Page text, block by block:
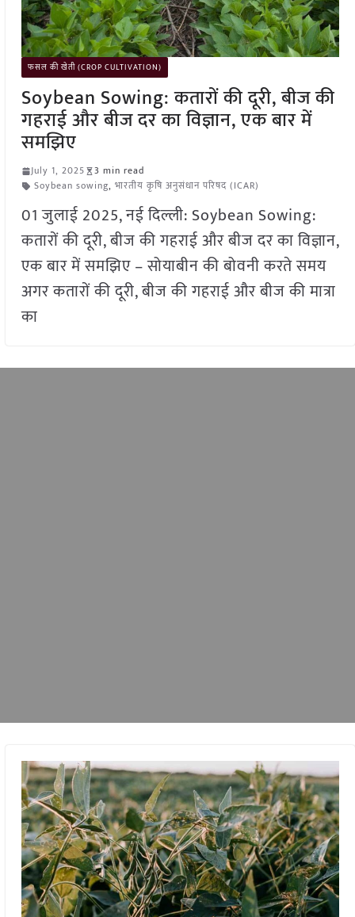
फसल की खेती (CROP CULTIVATION)
Soybean Sowing: कतारों की दूरी, बीज की
गहराई और बीज दर का विज्ञान, एक बार में
समझिए
July 1, 2025
3 min read
Soybean sowing, भारतीय कृषि अनुसंधान परिषद (ICAR)
01 जुलाई 2025, नई दिल्ली: Soybean Sowing:
कतारों की दूरी, बीज की गहराई और बीज दर का विज्ञान,
एक बार में समझिए – सोयाबीन की बोवनी करते समय
अगर कतारों की दूरी, बीज की गहराई और बीज की मात्रा
का